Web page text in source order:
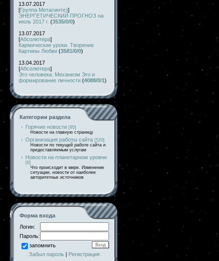
13.07.2017
[Группа Метасинтез]
ЭНЕРГЕТИЧЕСКИЙ ПРОГНОЗ на
июль 2017 г. (3535/0/0)
13.07.2017
[Абсолютера]
Кармические уроки. Творение
Картины Любви (3581/0/0)
13.04.2017
[Абсолютера]
Эго человека. Механизм Эго и
формирование личности (4088/0/1)
Категории раздела
Горячие новости [95]
Новости на главную страницу
Организация работы сайта [520]
Новости по текущей работе сайта и
предоставляемым услугам
Новости на планетарном уровне
[6]
Что происходит в мире. Изменение
ситуации, новости от наиболее
авторитетных источников
Форма входа
Логин:
Пароль:
запомнить
Забыл пароль | Регистрация